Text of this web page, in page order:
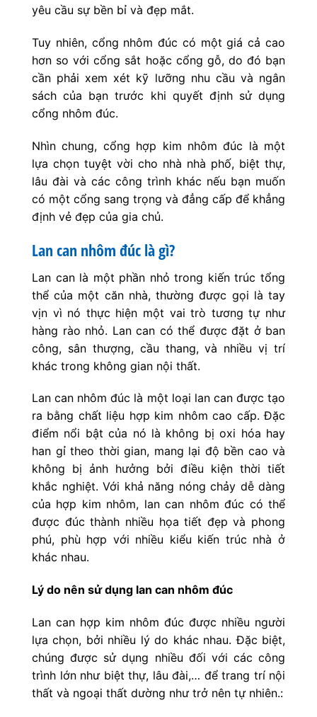
yêu cầu sự bền bỉ và đẹp mắt.
Tuy nhiên, cổng nhôm đúc có một giá cả cao
hơn so với cổng sắt hoặc cổng gỗ, do đó bạn
cần phải xem xét kỹ lưỡng nhu cầu và ngân
sách của bạn trước khi quyết định sử dụng
cổng nhôm đúc.
Nhìn chung, cổng hợp kim nhôm đúc là một
lựa chọn tuyệt vời cho nhà nhà phố, biệt thự,
lâu đài và các công trình khác nếu bạn muốn
có một cổng sang trọng và đẳng cấp để khẳng
định vẻ đẹp của gia chủ.
Lan can nhôm đúc là gì?
Lan can là một phần nhỏ trong kiến trúc tổng
thể của một căn nhà, thường được gọi là tay
vịn vì nó thực hiện một vai trò tương tự như
hàng rào nhỏ. Lan can có thể được đặt ở ban
công, sân thượng, cầu thang, và nhiều vị trí
khác trong không gian nội thất.
Lan can nhôm đúc là một loại lan can được tạo
ra bằng chất liệu hợp kim nhôm cao cấp. Đặc
điểm nổi bật của nó là không bị oxi hóa hay
han gỉ theo thời gian, mang lại độ bền cao và
không bị ảnh hưởng bởi điều kiện thời tiết
khắc nghiệt. Với khả năng nóng chảy dễ dàng
của hợp kim nhôm, lan can nhôm đúc có thể
được đúc thành nhiều họa tiết đẹp và phong
phú, phù hợp với nhiều kiểu kiến trúc nhà ở
khác nhau.
Lý do nên sử dụng lan can nhôm đúc
Lan can hợp kim nhôm đúc được nhiều người
lựa chọn, bởi nhiều lý do khác nhau. Đặc biệt,
chúng được sử dụng nhiều đối với các công
trình lớn như biệt thự, lâu đài,… để trang trí nội
thất và ngoại thất dường như trở nên tự nhiên.: